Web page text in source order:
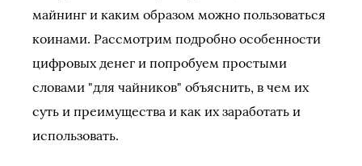
майнинг и каким образом можно пользоваться
коинами. Рассмотрим подробно особенности
цифровых денег и попробуем простыми
словами "для чайников" объяснить, в чем их
суть и преимущества и как их заработать и
использовать.